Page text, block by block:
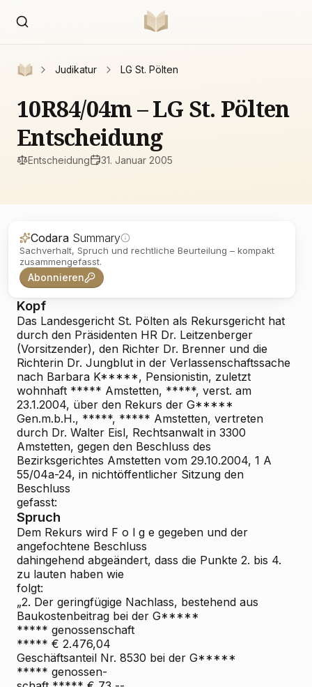
Judikatur LG St. Pölten
10R84/04m – LG St. Pölten
Entscheidung
Entscheidung 31. Januar 2005
Codara Summary
Sachverhalt, Spruch und rechtliche Beurteilung – kompakt
zusammengefasst.
Abonnieren
Kopf
Das Landesgericht St. Pölten als Rekursgericht hat
durch den Präsidenten HR Dr. Leitzenberger
(Vorsitzender), den Richter Dr. Brenner und die
Richterin Dr. Jungblut in der Verlassenschaftssache
nach Barbara K*****, Pensionistin, zuletzt
wohnhaft ***** Amstetten, *****, verst. am
23.1.2004, über den Rekurs der G*****
Gen.m.b.H., *****, ***** Amstetten, vertreten
durch Dr. Walter Eisl, Rechtsanwalt in 3300
Amstetten, gegen den Beschluss des
Bezirksgerichtes Amstetten vom 29.10.2004, 1 A
55/04a-24, in nichtöffentlicher Sitzung den
Beschluss
gefasst:
Spruch
Dem Rekurs wird F o l g e gegeben und der
angefochtene Beschluss
dahingehend abgeändert, dass die Punkte 2. bis 4.
zu lauten haben wie
folgt:
„2. Der geringfügige Nachlass, bestehend aus
Baukostenbeitrag bei der G*****
***** genossenschaft
***** € 2.476,04
Geschäftsanteil Nr. 8530 bei der G*****
***** genossen-